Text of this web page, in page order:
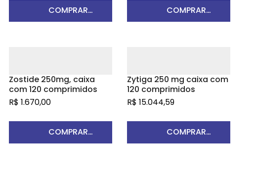
COMPRAR
COMPRAR
Zostide 250mg, caixa
com 120 comprimidos
R$ 1.670,00
COMPRAR
Zytiga 250 mg caixa com
120 comprimidos
R$ 15.044,59
COMPRAR